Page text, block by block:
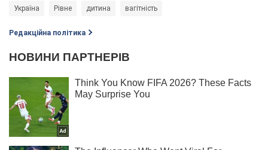
Україна Рівне дитина вагітність
Редакційна політика